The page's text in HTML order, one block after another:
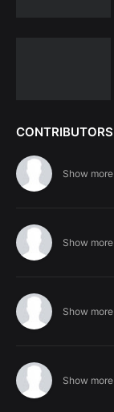
CONTRIBUTORS
Show more
Show more
Show more
Show more